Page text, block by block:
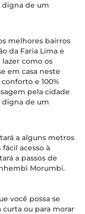
de um
melhores bairros
da Faria Lima e
como os
em casa neste
e 100%
pela cidade
de um
a alguns metros
acesso à
a passos de
Morumbi.
você possa se
curta ou para morar